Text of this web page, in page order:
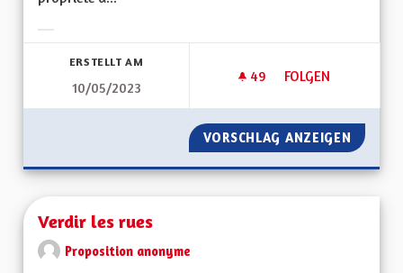
ERSTELLT AM
10/05/2023
49 49 FOLLOWER
FOLGEN
ACCÉDER À LA
VORSCHLAG ANZEIGEN
Verdir les rues
Proposition anonyme